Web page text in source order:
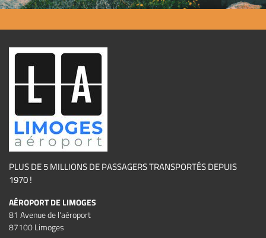
PLUS DE 5 MILLIONS DE PASSAGERS TRANSPORTÉS DEPUIS
1970 !
AÉROPORT DE LIMOGES
81 Avenue de l'aéroport
87100 Limoges